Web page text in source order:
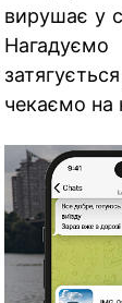
вирушає у
чекаємо на